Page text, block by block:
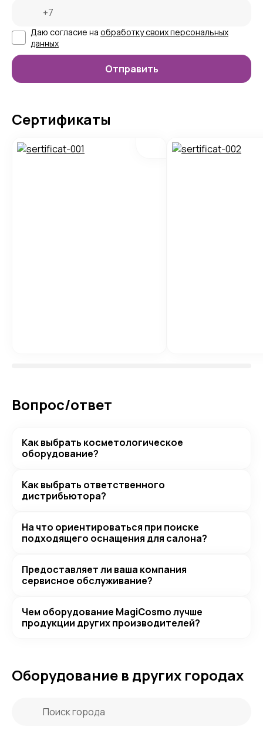
Даю согласие на обработку своих персональных
данных
Сертификаты
Вопрос/ответ
Как выбрать косметологическое
оборудование?
Как выбрать ответственного
дистрибьютора?
На что ориентироваться при поиске
подходящего оснащения для салона?
Предоставляет ли ваша компания
сервисное обслуживание?
Чем оборудование MagiCosmo лучше
продукции других производителей?
Оборудование в других городах